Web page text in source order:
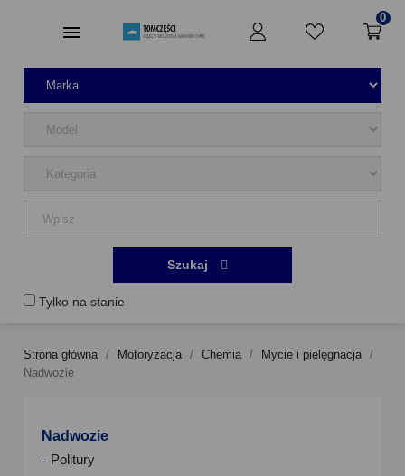
0
Tylko na stanie
Szukaj
Strona główna Motoryzacja Chemia
Mycie i pielęgnacja
Nadwozie
Nadwozie
Politury